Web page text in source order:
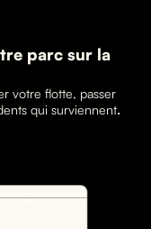
parc sur la
votre flotte, passer
qui surviennent.